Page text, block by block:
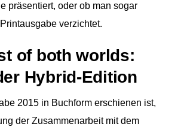
präsentiert, oder ob man sogar
verzichtet.
of both worlds:
Hybrid-Edition
2015 in Buchform erschienen ist,
der Zusammenarbeit mit dem